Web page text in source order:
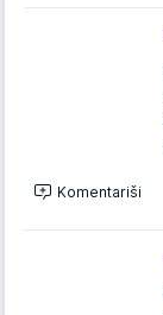
Komentariši